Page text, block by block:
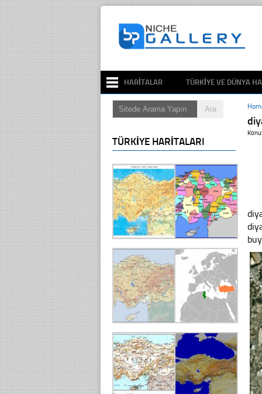
HARITALAR TÜRKIYE VE DÜNYA
TÜRKIYE HARITALARI